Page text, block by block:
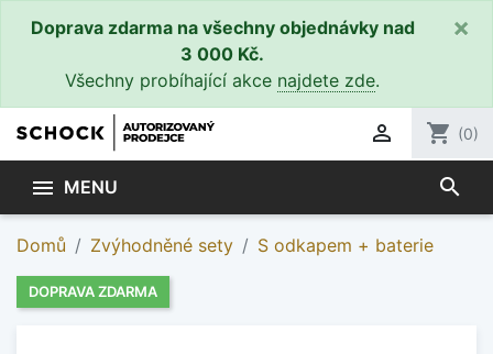
Doprava zdarma na všechny objednávky nad
3 000 Kč.
Všechny probíhající akce najdete zde.
×
 shopping_cart (0)
 MENU search
Domů Zvýhodněné sety S odkapem + baterie
DOPRAVA ZDARMA